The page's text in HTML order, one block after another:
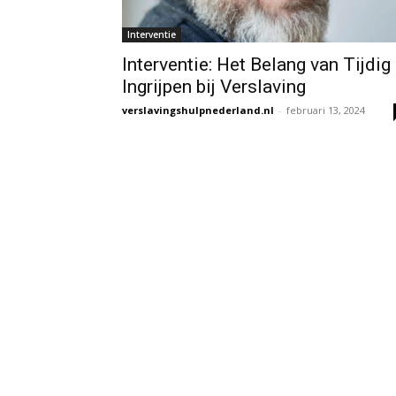
Interventie
Interventie: Het Belang van Tijdig
Ingrijpen bij Verslaving
verslavingshulpnederland.nl - februari 13, 2024